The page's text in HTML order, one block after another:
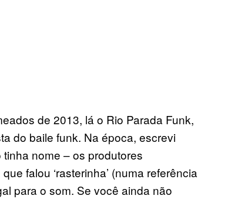
de 2013, lá o Rio Parada Funk,
do baile funk. Na época, escrevi
nome – os produtores
falou ‘rasterinha’ (numa referência
para o som. Se você ainda não